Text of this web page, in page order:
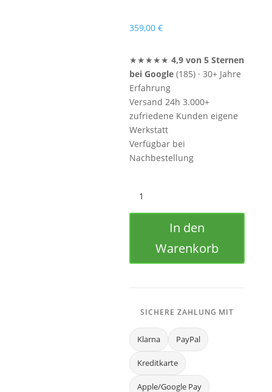
359,00€
★★★★★ 4,9 von 5 Sternen
bei Google(185) · 30+ Jahre
Erfahrung
Versand 24h 3.000+
zufriedene Kunden eigene
Werkstatt
Verfügbar bei
Nachbestellung
Mazda
MX-
In den
Warenkorb
SICHERE ZAHLUNG MIT
Klarna PayPal
Kreditkarte
Apple/Google Pay